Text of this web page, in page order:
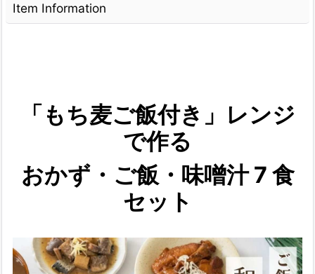
Item Information
「もち麦ご飯付き」レンジ
で作る
おかず・ご飯・味噌汁 7 食
セット